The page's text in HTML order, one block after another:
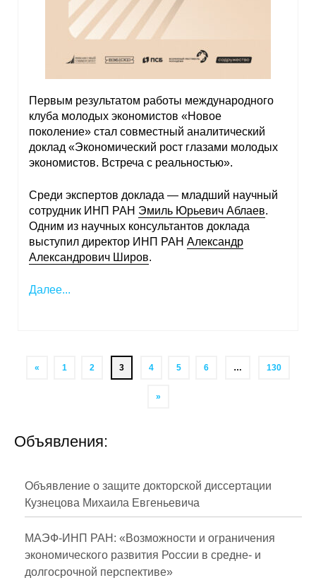
Первым результатом работы международного
клуба молодых экономистов «Новое
поколение» стал совместный аналитический
доклад «Экономический рост глазами молодых
экономистов. Встреча с реальностью».
Среди экспертов доклада — младший научный
сотрудник ИНП РАН Эмиль Юрьевич Аблаев.
Одним из научных консультантов доклада
выступил директор ИНП РАН Александр
Александрович Широв.
Далее...
« 1 2 3 4 5 6 … 130
»
Объявления:
Объявление о защите докторской диссертации
Кузнецова Михаила Евгеньевича
МАЭФ-ИНП РАН: «Возможности и ограничения
экономического развития России в средне- и
долгосрочной перспективе»